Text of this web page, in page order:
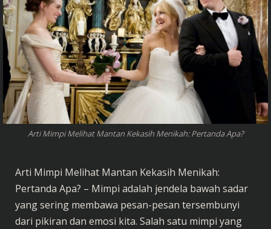
Arti Mimpi Melihat Mantan Kekasih Menikah: Pertanda Apa?
Arti Mimpi Melihat Mantan Kekasih Menikah:
Pertanda Apa? – Mimpi adalah jendela bawah sadar
yang sering membawa pesan-pesan tersembunyi
dari pikiran dan emosi kita. Salah satu mimpi yang